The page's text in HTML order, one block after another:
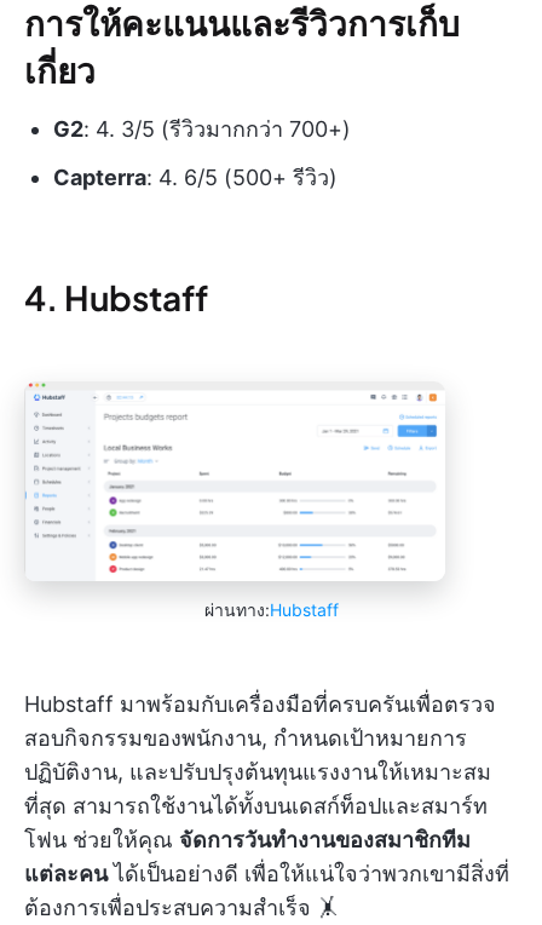
การให้คะแนนและรีวิวการเก็บ
เกี่ยว
G2: 4. 3/5 (รีวิวมากกว่า 700+)
Capterra: 4. 6/5 (500+ รีวิว)
4. Hubstaff
ผ่านทาง:Hubstaff
Hubstaff มาพร้อมกับเครื่องมือที่ครบครันเพื่อตรวจ
สอบกิจกรรมของพนักงาน, กำหนดเป้าหมายการ
ปฏิบัติงาน, และปรับปรุงต้นทุนแรงงานให้เหมาะสม
ที่สุด สามารถใช้งานได้ทั้งบนเดสก์ท็อปและสมาร์ท
โฟน ช่วยให้คุณ จัดการวันทำงานของสมาชิกทีม
แต่ละคนได้เป็นอย่างดี เพื่อให้แน่ใจว่าพวกเขามีสิ่งที่
ต้องการเพื่อประสบความสำเร็จ 🤸